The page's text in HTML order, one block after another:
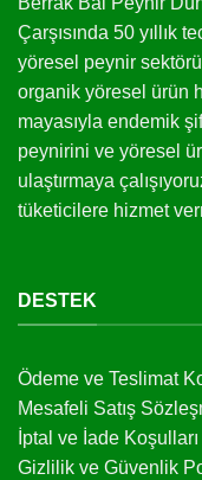
Çarşısında 50 yıllık
yöresel peynir
organik yöresel ürün
mayasıyla endemik
peynirini ve yöresel
ulaştırmaya
tüketicilere hizmet
DESTEK
Ödeme ve Teslimat
Mesafeli Satış
İptal ve İade Koşulları
Gizlilik ve Güvenlik